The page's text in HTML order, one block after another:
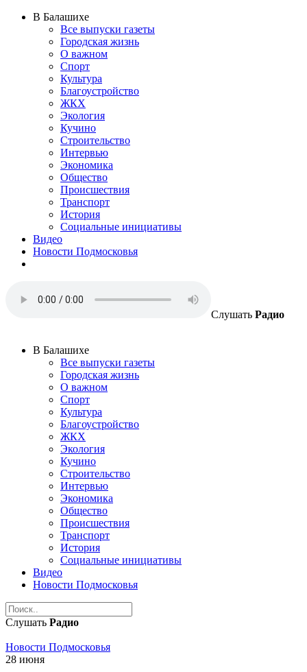
В Балашихе
Все выпуски газеты
Городская жизнь
О важном
Спорт
Культура
Благоустройство
ЖКХ
Экология
Кучино
Строительство
Интервью
Экономика
Общество
Происшествия
Транспорт
История
Социальные инициативы
Видео
Новости Подмосковья
Слушать Радио
В Балашихе
Все выпуски газеты
Городская жизнь
О важном
Спорт
Культура
Благоустройство
ЖКХ
Экология
Кучино
Строительство
Интервью
Экономика
Общество
Происшествия
Транспорт
История
Социальные инициативы
Видео
Новости Подмосковья
Слушать Радио
Новости Подмосковья
28 июня